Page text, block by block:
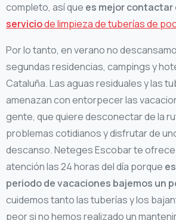
completo, así que es mejor
serviciode limpieza de tuberías de
Por lo tanto, en verano no
segundas residencias, campings y
Cataluña. Las aguas residuales y las
amenazan con entorpecer las
gente, que quiere desconectar de la
problemas cotidianos y disfrutar de
descanso. Neteges Escobar te
atención las 24 horas del día porque
periodo de vacaciones bajemos un
cuidemos tanto las tuberías y los
peor si no hemos realizado un